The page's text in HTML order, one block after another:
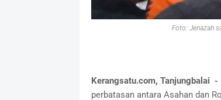
Foto: Jenazah
Kerangsatu.com, Tanjungbalai -
perbatasan antara Asahan dan